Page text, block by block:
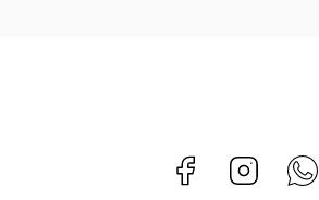
Facebook Instagram